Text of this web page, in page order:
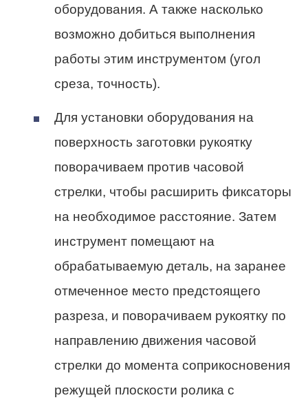
оборудования. А также насколько
возможно добиться выполнения
работы этим инструментом (угол
среза, точность).
Для установки оборудования на
поверхность заготовки рукоятку
поворачиваем против часовой
стрелки, чтобы расширить фиксаторы
на необходимое расстояние. Затем
инструмент помещают на
обрабатываемую деталь, на заранее
отмеченное место предстоящего
разреза, и поворачиваем рукоятку по
направлению движения часовой
стрелки до момента соприкосновения
режущей плоскости ролика с